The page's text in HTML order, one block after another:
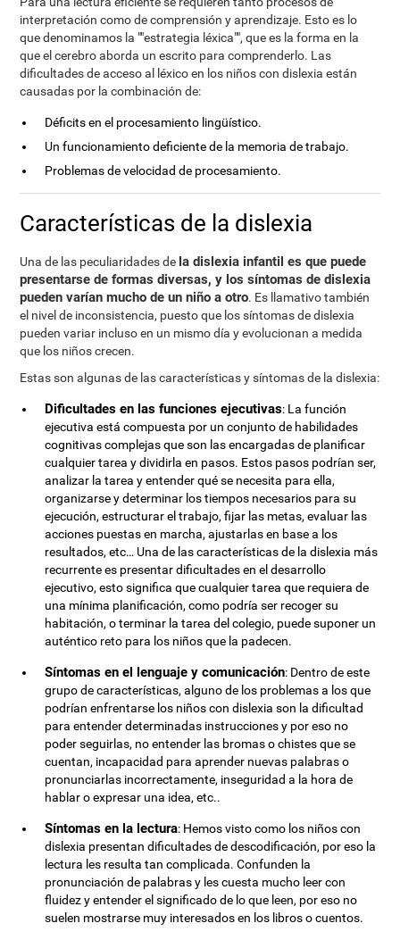
interpretación como de comprensión y aprendizaje. Esto es lo
que denominamos la ""estrategia léxica"", que es la forma en la
que el cerebro aborda un escrito para comprenderlo. Las
dificultades de acceso al léxico en los niños con dislexia están
causadas por la combinación de:
Déficits en el procesamiento lingüístico.
Un funcionamiento deficiente de la memoria de trabajo.
Problemas de velocidad de procesamiento.
Características de la dislexia
Una de las peculiaridades de la dislexia infantil es que puede
presentarse de formas diversas, y los síntomas de dislexia
pueden varían mucho de un niño a otro. Es llamativo también
el nivel de inconsistencia, puesto que los síntomas de dislexia
pueden variar incluso en un mismo día y evolucionan a medida
que los niños crecen.
Estas son algunas de las características y síntomas de la dislexia:
Dificultades en las funciones ejecutivas: La función
ejecutiva está compuesta por un conjunto de habilidades
cognitivas complejas que son las encargadas de planificar
cualquier tarea y dividirla en pasos. Estos pasos podrían ser,
analizar la tarea y entender qué se necesita para ella,
organizarse y determinar los tiempos necesarios para su
ejecución, estructurar el trabajo, fijar las metas, evaluar las
acciones puestas en marcha, ajustarlas en base a los
resultados, etc… Una de las características de la dislexia más
recurrente es presentar dificultades en el desarrollo
ejecutivo, esto significa que cualquier tarea que requiera de
una mínima planificación, como podría ser recoger su
habitación, o terminar la tarea del colegio, puede suponer un
auténtico reto para los niños que la padecen.
Síntomas en el lenguaje y comunicación: Dentro de este
grupo de características, alguno de los problemas a los que
podrían enfrentarse los niños con dislexia son la dificultad
para entender determinadas instrucciones y por eso no
poder seguirlas, no entender las bromas o chistes que se
cuentan, incapacidad para aprender nuevas palabras o
pronunciarlas incorrectamente, inseguridad a la hora de
hablar o expresar una idea, etc..
Síntomas en la lectura: Hemos visto como los niños con
dislexia presentan dificultades de descodificación, por eso la
lectura les resulta tan complicada. Confunden la
pronunciación de palabras y les cuesta mucho leer con
fluidez y entender el significado de lo que leen, por eso no
suelen mostrarse muy interesados en los libros o cuentos.